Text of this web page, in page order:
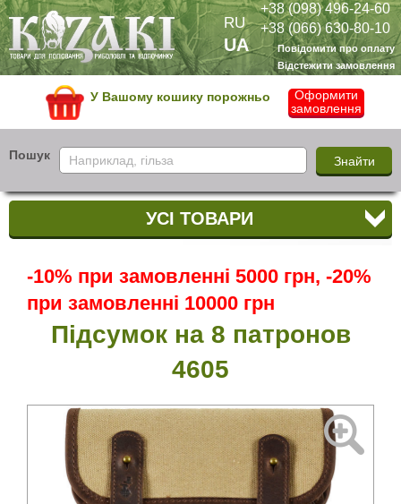
+38 (098) 496-24-60
+38 (066) 630-80-10
Повідомити про оплату
Відстежити замовлення
RU
UA
У Вашому кошику порожньо
Оформити
замовлення
Пошук
УСІ ТОВАРИ
-10% при замовленні 5000 грн, -20%
при замовленні 10000 грн
Підсумок на 8 патронов
4605